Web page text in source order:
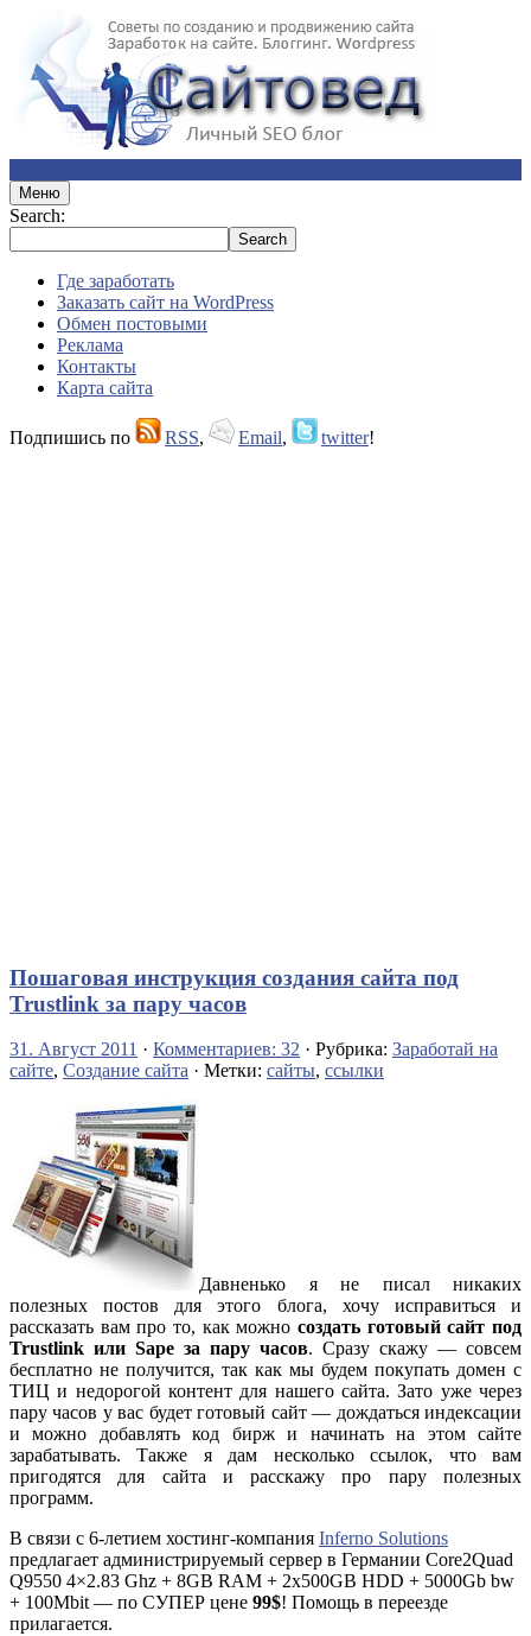
Меню
Search:
Где заработать
Заказать сайт на WordPress
Обмен постовыми
Реклама
Контакты
Карта сайта
Подпишись по RSS, Email, twitter!
Пошаговая инструкция создания сайта под
Trustlink за пару часов
31. Август 2011 · Комментариев: 32 · Рубрика: Заработай на
сайте, Создание сайта · Метки: сайты, ссылки
Давненько я не писал никаких
полезных постов для этого блога, хочу исправиться и
рассказать вам про то, как можно создать готовый сайт под
Trustlink или Sape за пару часов. Сразу скажу — совсем
бесплатно не получится, так как мы будем покупать домен с
ТИЦ и недорогой контент для нашего сайта. Зато уже через
пару часов у вас будет готовый сайт — дождаться индексации
и можно добавлять код бирж и начинать на этом сайте
зарабатывать. Также я дам несколько ссылок, что вам
пригодятся для сайта и расскажу про пару полезных
программ.
В связи с 6-летием хостинг-компания Inferno Solutions
предлагает администрируемый сервер в Германии Core2Quad
Q9550 4×2.83 Ghz + 8GB RAM + 2x500GB HDD + 5000Gb bw
+ 100Mbit — по СУПЕР цене 99$! Помощь в переезде
прилагается.